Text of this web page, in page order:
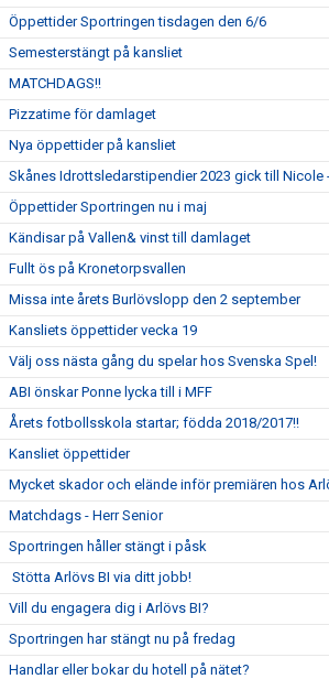
Öppettider Sportringen tisdagen den 6/6
Semesterstängt på kansliet
MATCHDAGS!!
Pizzatime för damlaget
Nya öppettider på kansliet
Skånes Idrottsledarstipendier 2023 gick till Nicole
Öppettider Sportringen nu i maj
Kändisar på Vallen& vinst till damlaget
Fullt ös på Kronetorpsvallen
Missa inte årets Burlövslopp den 2 september
Kansliets öppettider vecka 19
Välj oss nästa gång du spelar hos Svenska Spel!
ABI önskar Ponne lycka till i MFF
Årets fotbollsskola startar; födda 2018/2017!!
Kansliet öppettider
Mycket skador och elände inför premiären hos
Matchdags - Herr Senior
Sportringen håller stängt i påsk
Stötta Arlövs BI via ditt jobb!
Vill du engagera dig i Arlövs BI?
Sportringen har stängt nu på fredag
Handlar eller bokar du hotell på nätet?